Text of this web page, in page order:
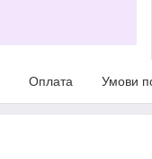
Оплата Умови